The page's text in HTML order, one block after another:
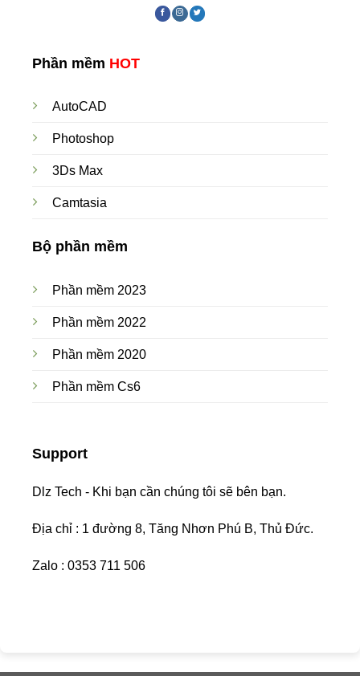
Phần mềm HOT
AutoCAD
Photoshop
3Ds Max
Camtasia
Bộ phần mềm
Phần mềm 2023
Phần mềm 2022
Phần mềm 2020
Phần mềm Cs6
Support
Dlz Tech - Khi bạn cần chúng tôi sẽ bên bạn.
Địa chỉ : 1 đường 8, Tăng Nhơn Phú B, Thủ Đức.
Zalo : 0353 711 506